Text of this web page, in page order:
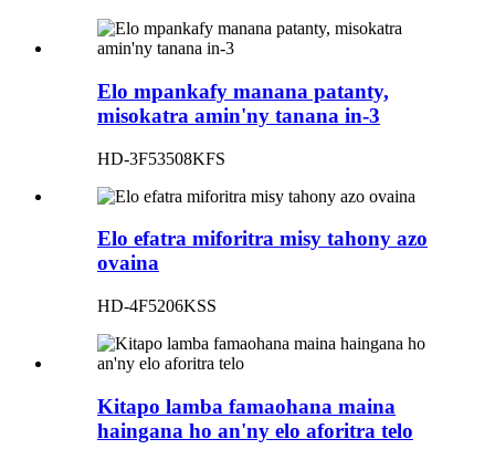
Elo mpankafy manana patanty,
misokatra amin'ny tanana in-3
HD-3F53508KFS
Elo efatra miforitra misy tahony azo
ovaina
HD-4F5206KSS
Kitapo lamba famaohana maina
haingana ho an'ny elo aforitra telo